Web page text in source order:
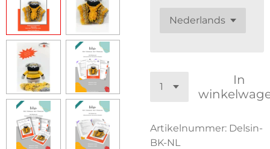
In
Artikelnummer: Delsin-
BK-NL